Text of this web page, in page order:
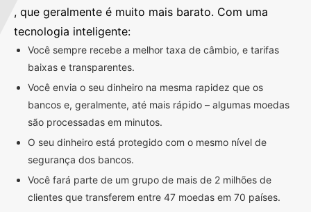
, que geralmente é muito mais barato. Com uma
tecnologia inteligente:
Você sempre recebe a melhor taxa de câmbio, e tarifas
baixas e transparentes.
Você envia o seu dinheiro na mesma rapidez que os
bancos e, geralmente, até mais rápido – algumas moedas
são processadas em minutos.
O seu dinheiro está protegido com o mesmo nível de
segurança dos bancos.
Você fará parte de um grupo de mais de 2 milhões de
clientes que transferem entre 47 moedas em 70 países.